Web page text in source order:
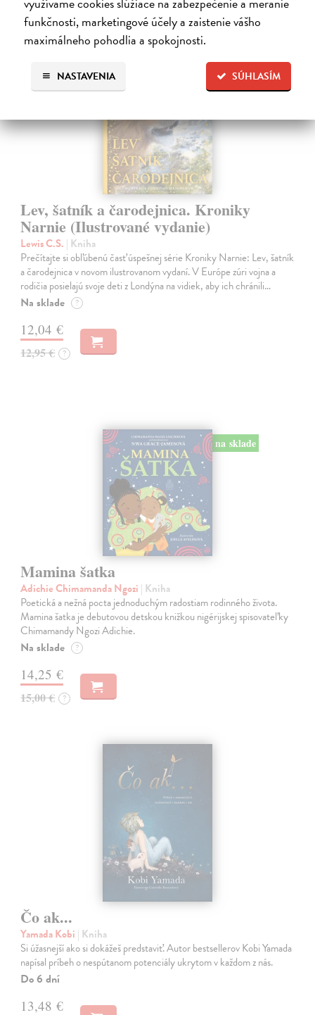
funkčnosti, marketingové účely a zaistenie vášho
maximálneho pohodlia a spokojnosti.
SÚHLASÍM
NASTAVENIA na sklade
Lev, šatník a čarodejnica. Kroniky
Narnie (Ilustrované vydanie)
Lewis C.S. | Kniha
Prečítajte si obľúbenú časť úspešnej série Kroniky Narnie: Lev, šatník
a čarodejnica v novom ilustrovanom vydaní. V Európe zúri vojna a
rodičia posielajú svoje deti z Londýna na vidiek, aby ich chránili…
Na sklade ?
12,04 €
12,95 € ?
na sklade
Mamina šatka
Adichie Chimamanda Ngozi | Kniha
Poetická a nežná pocta jednoduchým radostiam rodinného života.
Mamina šatka je debutovou detskou knižkou nigérijskej spisovateľky
Chimamandy Ngozi Adichie.
Na sklade ?
14,25 €
15,00 € ?
Čo ak...
Yamada Kobi | Kniha
Si úžasnejší ako si dokážeš predstaviť. Autor bestsellerov Kobi Yamada
napísal príbeh o nespútanom potenciály ukrytom v každom z nás.
Do 6 dní
13,48 €